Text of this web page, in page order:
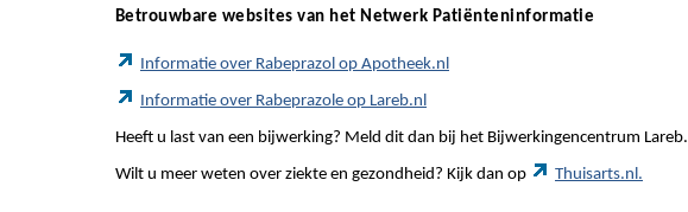
Betrouwbare websites van het Netwerk Patiënteninformatie
Informatie over Rabeprazol op Apotheek.nl
Informatie over Rabeprazole op Lareb.nl
Heeft u last van een bijwerking? Meld dit dan bij het Bijwerkingencentrum Lareb.
Wilt u meer weten over ziekte en gezondheid? Kijk dan op Thuisarts.nl.